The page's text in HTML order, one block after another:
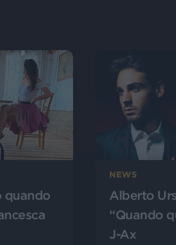
quando
NEWS
Alberto
“Quando
J-Ax